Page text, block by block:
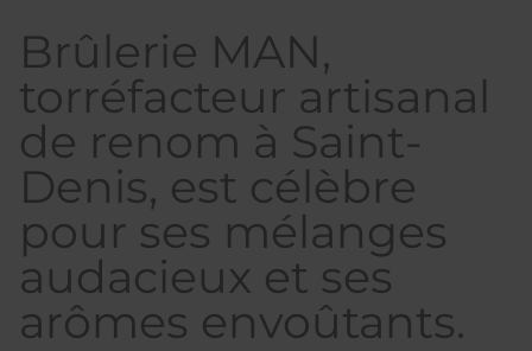
Brûlerie MAN,
torréfacteur artisanal
de renom à Saint-
Denis, est célèbre
pour ses mélanges
audacieux et ses
arômes envoûtants.